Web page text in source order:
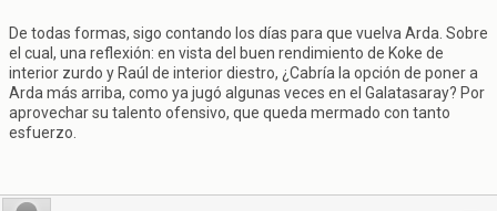
De todas formas, sigo contando los días para que vuelva Arda. Sobre
el cual, una reflexión: en vista del buen rendimiento de Koke de
interior zurdo y Raúl de interior diestro, ¿Cabría la opción de poner a
Arda más arriba, como ya jugó algunas veces en el Galatasaray? Por
aprovechar su talento ofensivo, que queda mermado con tanto
esfuerzo.